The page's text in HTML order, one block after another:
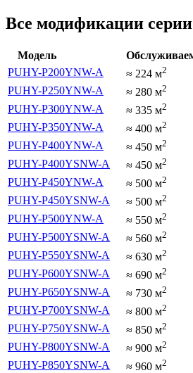
Все модификации
Модель
PUHY-P200YNW-A
≈ 224 м2
PUHY-P250YNW-A
≈ 280 м2
PUHY-P300YNW-A
≈ 335 м2
PUHY-P350YNW-A
≈ 400 м2
PUHY-P400YNW-A
≈ 450 м2
PUHY-P400YSNW-A
≈ 450 м2
PUHY-P450YNW-A
≈ 500 м2
PUHY-P450YSNW-A
≈ 500 м2
PUHY-P500YNW-A
≈ 550 м2
PUHY-P500YSNW-A
≈ 560 м2
PUHY-P550YSNW-A
≈ 630 м2
PUHY-P600YSNW-A
≈ 690 м2
PUHY-P650YSNW-A
≈ 730 м2
PUHY-P700YSNW-A
≈ 800 м2
PUHY-P750YSNW-A
≈ 850 м2
PUHY-P800YSNW-A
≈ 900 м2
PUHY-P850YSNW-A
≈ 960 м2